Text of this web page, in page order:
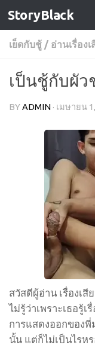
Skip to content
StoryBlack
เย็ดกับชู้ / อ่านเรื่องเ
เป็นชู้กับผัว
BYADMIN · เมษายน
สวัสดีผู้อ่าน เรื่องเสี
ไม่รู้ว่าเพราะเธอรู้
การแสดงออกของพี่
นั้น แต่ก็ไม่เป็นไรห